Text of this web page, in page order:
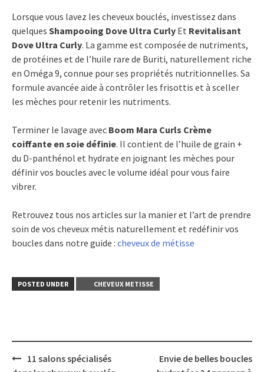
Lorsque vous lavez les cheveux bouclés, investissez dans
quelques Shampooing Dove Ultra Curly Et Revitalisant
Dove Ultra Curly. La gamme est composée de nutriments,
de protéines et de l’huile rare de Buriti, naturellement riche
en Oméga 9, connue pour ses propriétés nutritionnelles. Sa
formule avancée aide à contrôler les frisottis et à sceller
les mèches pour retenir les nutriments.
Terminer le lavage avec Boom Mara Curls Crème
coiffante en soie définie. Il contient de l’huile de grain +
du D-panthénol et hydrate en joignant les mèches pour
définir vos boucles avec le volume idéal pour vous faire
vibrer.
Retrouvez tous nos articles sur la manier et l’art de prendre
soin de vos cheveux métis naturellement et redéfinir vos
boucles dans notre guide : cheveux de métisse
POSTED UNDER CHEVEUX METISSE
Post11 salons spécialisés
Envie de belles boucles